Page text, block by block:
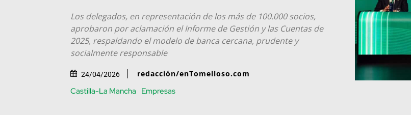
Los delegados, en representación de los más de 100.000 socios,
aprobaron por aclamación el Informe de Gestión y las Cuentas de
2025, respaldando el modelo de banca cercana, prudente y
socialmente responsable
24/04/2026 redacción/enTomelloso.com
Castilla-La Mancha Empresas